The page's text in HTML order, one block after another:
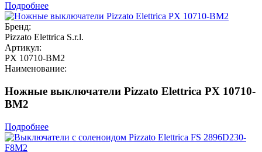
Подробнее
Бренд:
Pizzato Elettrica S.r.l.
Артикул:
PX 10710-BM2
Наименование:
Ножные выключатели Pizzato Elettrica PX 10710-
BM2
Подробнее